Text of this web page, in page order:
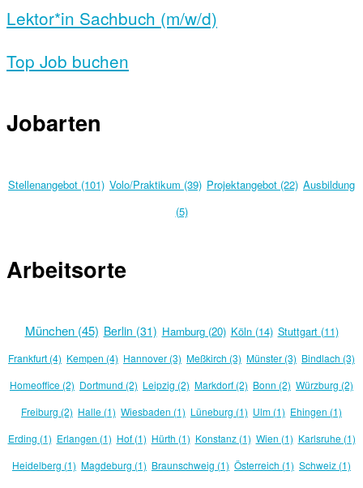
Lektor*in Sachbuch (m/w/d)
Top Job buchen
Jobarten
Stellenangebot (101) Volo/Praktikum (39) Projektangebot (22) Ausbildung
(5)
Arbeitsorte
München (45) Berlin (31) Hamburg (20) Köln (14) Stuttgart (11)
Frankfurt (4) Kempen (4) Hannover (3) Meßkirch (3) Münster (3) Bindlach (3)
Homeoffice (2) Dortmund (2) Leipzig (2) Markdorf (2) Bonn (2) Würzburg (2)
Freiburg (2) Halle (1) Wiesbaden (1) Lüneburg (1) Ulm (1) Ehingen (1)
Erding (1) Erlangen (1) Hof (1) Hürth (1) Konstanz (1) Wien (1) Karlsruhe (1)
Heidelberg (1) Magdeburg (1) Braunschweig (1) Österreich (1) Schweiz (1)